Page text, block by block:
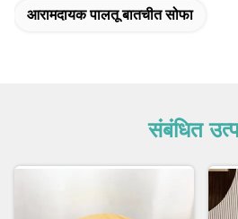
आरामदायक पालतू बातचीत सोफा
संबंधित